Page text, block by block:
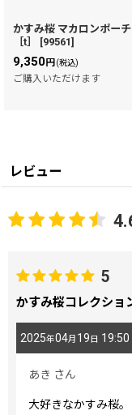
かすみ桜 マカロンポーチ
［t］
[99561]
9,350円 (税込)
ご購入いただけます
レビュー
5
かすみ桜コレクショ
2025年04月 19 日 19:50
あき さん
大好きなかすみ桜。